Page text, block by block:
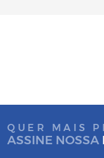
QUER MAIS
ASSINE NOSSA